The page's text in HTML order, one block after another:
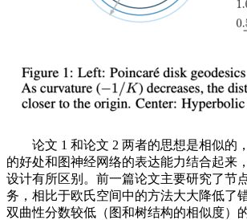
论文 1 和论文 2 两者的思想是相似的
的好处和图神经网络的表达能力结合起来
设计有所区别。前一篇论文主要研究了节
务，相比于欧氏空间中的方法大大降低了
双曲性分数较低（图和树结构的相似度）